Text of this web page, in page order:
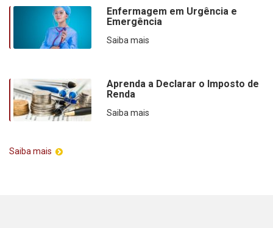
Enfermagem em Urgência e
Emergência
Saiba mais
Aprenda a Declarar o Imposto de
Renda
Saiba mais
Saiba mais